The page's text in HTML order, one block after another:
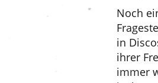
Noch
in
ihrer
immer